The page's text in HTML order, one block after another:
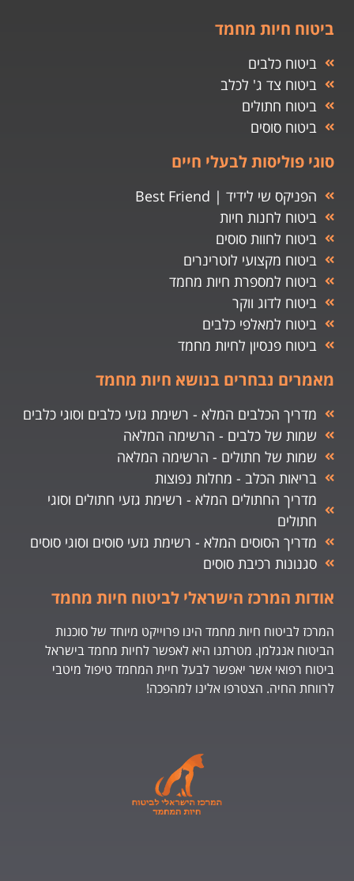
ביטוח חיות מחמד
ביטוח כלבים
ביטוח צד ג' לכלב
ביטוח חתולים
ביטוח סוסים
סוגי פוליסות לבעלי חיים
הפניקס שי לידיד | Best Friend
ביטוח לחנות חיות
ביטוח לחוות סוסים
ביטוח מקצועי לוטרינרים
ביטוח למספרת חיות מחמד
ביטוח לדוג ווקר
ביטוח למאלפי כלבים
ביטוח פנסיון לחיות מחמד
מאמרים נבחרים בנושא חיות מחמד
מדריך הכלבים המלא - רשימת גזעי כלבים וסוגי כלבים
שמות של כלבים - הרשימה המלאה
שמות של חתולים - הרשימה המלאה
בריאות הכלב - מחלות נפוצות
מדריך החתולים המלא - רשימת גזעי חתולים וסוגי
חתולים
מדריך הסוסים המלא - רשימת גזעי סוסים וסוגי סוסים
סגנונות רכיבת סוסים
אודות המרכז הישראלי לביטוח חיות מחמד
המרכז לביטוח חיות מחמד הינו פרוייקט מיוחד של סוכנות
הביטוח אנגלמן. מטרתנו היא לאפשר לחיות מחמד בישראל
ביטוח רפואי אשר יאפשר לבעל חיית המחמד טיפול מיטבי
לרווחת החיה. הצטרפו אלינו למהפכה!